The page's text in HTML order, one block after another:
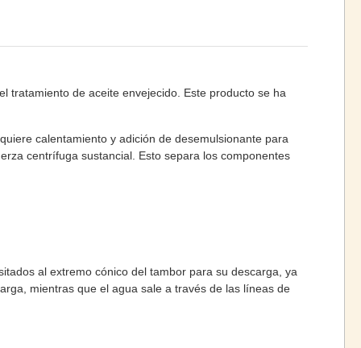
tratamiento de aceite envejecido. Este producto se ha
calentamiento y adición de desemulsionante para
centrífuga sustancial. Esto separa los componentes
al extremo cónico del tambor para su descarga, ya
mientras que el agua sale a través de las líneas de